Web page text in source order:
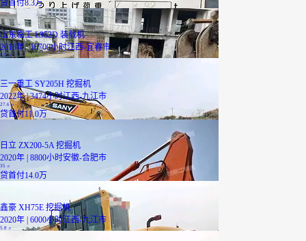
贷首付8.3万
山东临工 L952D 装载机
2018年 | 10700小时江西-宜春市
7.5
三一重工 SY205H 挖掘机
2022年 | 3474小时江西-九江市
27.6万
贷首付11.0万
日立 ZX200-5A 挖掘机
2020年 | 8800小时安徽-合肥市
35 万
贷首付14.0万
鑫豪 XH75E 挖掘机
2020年 | 6000小时江西-九江市
5.8 万